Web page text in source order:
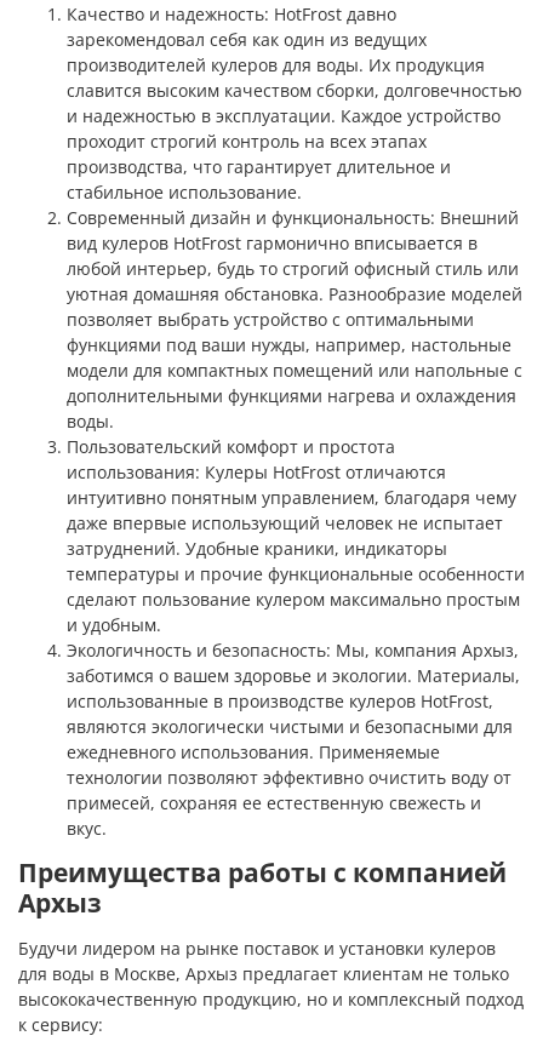
Качество и надежность: HotFrost давно
зарекомендовал себя как один из ведущих
производителей кулеров для воды. Их продукция
славится высоким качеством сборки, долговечностью
и надежностью в эксплуатации. Каждое устройство
проходит строгий контроль на всех этапах
производства, что гарантирует длительное и
стабильное использование.
Современный дизайн и функциональность: Внешний
вид кулеров HotFrost гармонично вписывается в
любой интерьер, будь то строгий офисный стиль или
уютная домашняя обстановка. Разнообразие моделей
позволяет выбрать устройство с оптимальными
функциями под ваши нужды, например, настольные
модели для компактных помещений или напольные с
дополнительными функциями нагрева и охлаждения
воды.
Пользовательский комфорт и простота
использования: Кулеры HotFrost отличаются
интуитивно понятным управлением, благодаря чему
даже впервые использующий человек не испытает
затруднений. Удобные краники, индикаторы
температуры и прочие функциональные особенности
сделают пользование кулером максимально простым
и удобным.
Экологичность и безопасность: Мы, компания Архыз,
заботимся о вашем здоровье и экологии. Материалы,
использованные в производстве кулеров HotFrost,
являются экологически чистыми и безопасными для
ежедневного использования. Применяемые
технологии позволяют эффективно очистить воду от
примесей, сохраняя ее естественную свежесть и
вкус.
Преимущества работы с компанией
Архыз
Будучи лидером на рынке поставок и установки кулеров
для воды в Москве, Архыз предлагает клиентам не только
высококачественную продукцию, но и комплексный подход
к сервису: